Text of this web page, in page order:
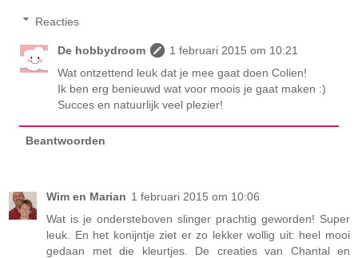
Reacties
De hobbydroom
1 februari 2015 om 10:21
Wat ontzettend leuk dat je mee gaat doen Colien!
Ik ben erg benieuwd wat voor moois je gaat maken :)
Succes en natuurlijk veel plezier!
Beantwoorden
Wim en Marian 1 februari 2015 om 10:06
Wat is je ondersteboven slinger prachtig geworden! Super
leuk. En het konijntje ziet er zo lekker wollig uit: heel mooi
gedaan met die kleurtjes. De creaties van Chantal en